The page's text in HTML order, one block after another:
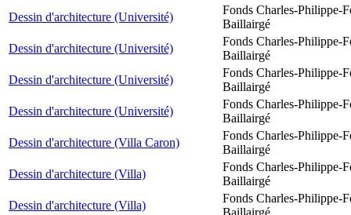
Dessin d'architecture (Université)
Fonds Charles-Philippe-
Baillairgé
Dessin d'architecture (Université)
Fonds Charles-Philippe-
Baillairgé
Dessin d'architecture (Université)
Fonds Charles-Philippe-
Baillairgé
Dessin d'architecture (Université)
Fonds Charles-Philippe-
Baillairgé
Dessin d'architecture (Villa Caron)
Fonds Charles-Philippe-
Baillairgé
Dessin d'architecture (Villa)
Fonds Charles-Philippe-
Baillairgé
Dessin d'architecture (Villa)
Fonds Charles-Philippe-
Baillairgé